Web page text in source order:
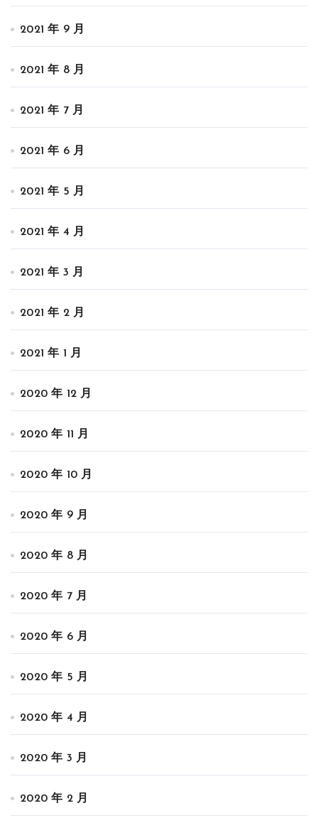
2021 年 9 月
2021 年 8 月
2021 年 7 月
2021 年 6 月
2021 年 5 月
2021 年 4 月
2021 年 3 月
2021 年 2 月
2021 年 1 月
2020 年 12 月
2020 年 11 月
2020 年 10 月
2020 年 9 月
2020 年 8 月
2020 年 7 月
2020 年 6 月
2020 年 5 月
2020 年 4 月
2020 年 3 月
2020 年 2 月